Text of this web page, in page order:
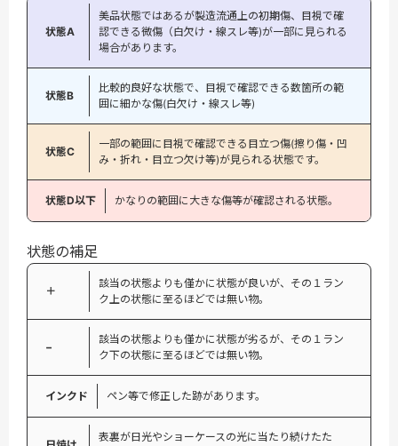
状態A
美品状態ではあるが製造流通上の初期傷、目視で確
認できる微傷（白欠け・線スレ等)が一部に見られる
場合があります。
状態B
比較的良好な状態で、目視で確認できる数箇所の範
囲に細かな傷(白欠け・線スレ等)
状態C
一部の範囲に目視で確認できる目立つ傷(擦り傷・凹
み・折れ・目立つ欠け等)が見られる状態です。
状態D以下 かなりの範囲に大きな傷等が確認される状態。
状態の補足
＋
該当の状態よりも僅かに状態が良いが、その１ラン
ク上の状態に至るほどでは無い物。
−
該当の状態よりも僅かに状態が劣るが、その１ラン
ク下の状態に至るほどでは無い物。
インクド ペン等で修正した跡があります。
表裏が日光やショーケースの光に当たり続けたた